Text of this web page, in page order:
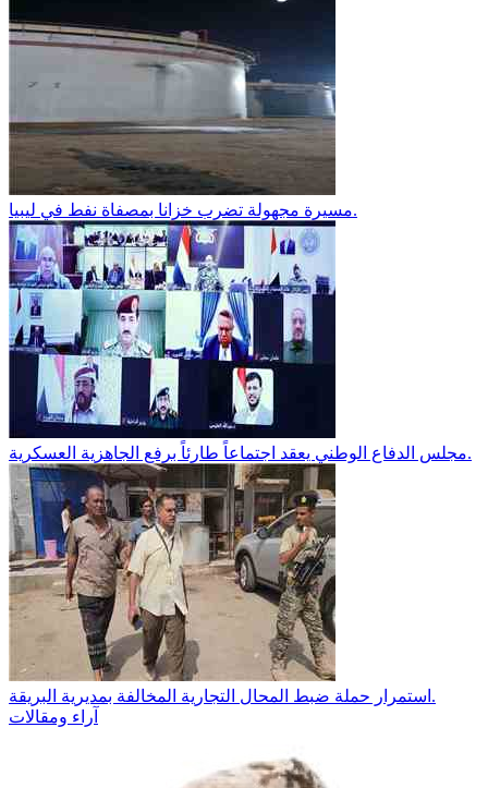
مسيرة مجهولة تضرب خزانا بمصفاة نفط في ليبيا.
مجلس الدفاع الوطني يعقد اجتماعاً طارئاً برفع الجاهزية العسكرية.
استمرار حملة ضبط المحال التجارية المخالفة بمديرية البريقة.
آراء ومقالات